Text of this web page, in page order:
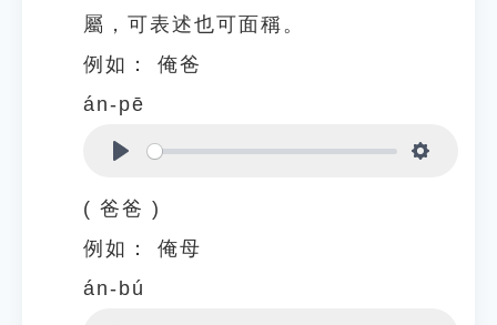
屬，可表述也可面稱。
例如：
俺爸
án-pē
( 爸爸 )
例如：
俺母
án-bú